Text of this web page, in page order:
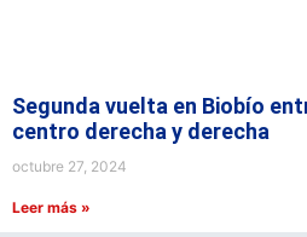
Segunda vuelta en Biobío
centro derecha y derecha
octubre 27, 2024
Leer más »